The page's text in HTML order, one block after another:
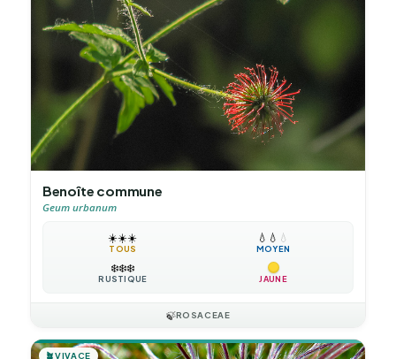
Benoîte commune
Geum urbanum
☀️☀️☀️
TOUS
💧 💧 💧
MOYEN
❄️❄️❄️
RUSTIQUE JAUNE
🍃ROSACEAE
🪴VIVACE